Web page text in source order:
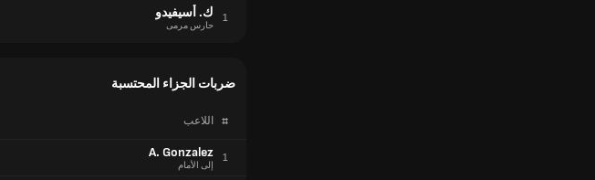
1 ك. أسيفيدو
حارس مرمى
ضربات الجزاء المحتسبة
# اللاعب
1
A. Gonzalez
إلى الأمام